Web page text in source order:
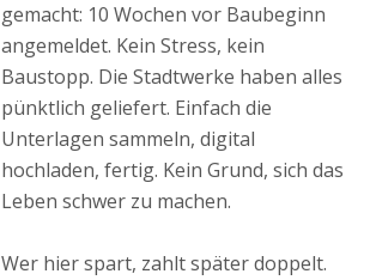
gemacht: 10 Wochen vor Baubeginn
angemeldet. Kein Stress, kein
Baustopp. Die Stadtwerke haben alles
pünktlich geliefert. Einfach die
Unterlagen sammeln, digital
hochladen, fertig. Kein Grund, sich das
Leben schwer zu machen.
Wer hier spart, zahlt später doppelt.